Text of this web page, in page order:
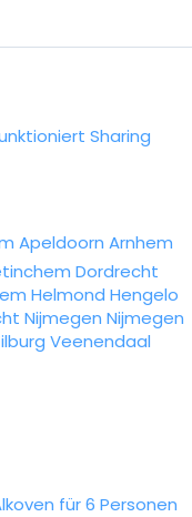
Sharing
Apeldoorn Arnhem
Dordrecht
Helmond Hengelo
Nijmegen Nijmegen
Veenendaal
für 6 Personen